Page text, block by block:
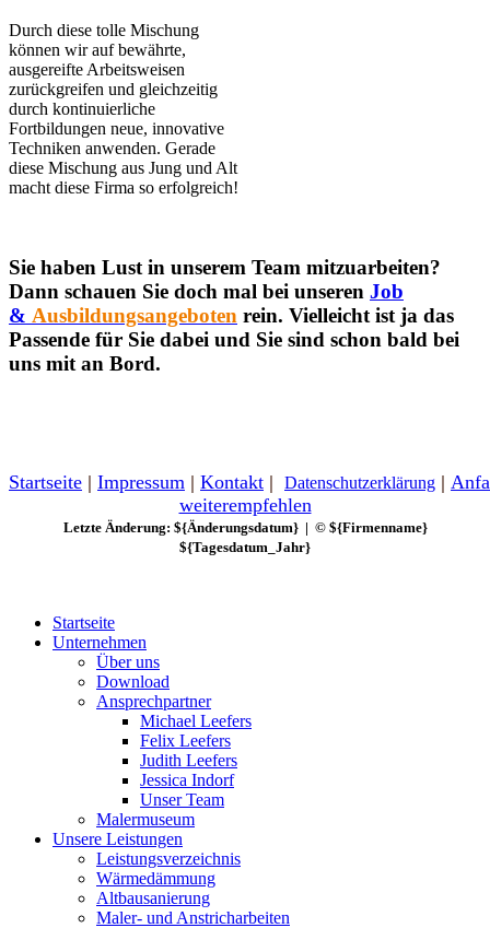
Durch diese tolle Mischung
können wir auf bewährte,
ausgereifte Arbeitsweisen
zurückgreifen und gleichzeitig
durch kontinuierliche
Fortbildungen neue, innovative
Techniken anwenden. Gerade
diese Mischung aus Jung und Alt
macht diese Firma so erfolgreich!
Sie haben Lust in unserem Team mitzuarbeiten?
Dann schauen Sie doch mal bei unseren Job
& Ausbildungsangeboten rein. Vielleicht ist ja das
Passende für Sie dabei und Sie sind schon bald bei
uns mit an Bord.
Startseite | Impressum | Kontakt | Datenschutzerklärung |
weiterempfehlen
Letzte Änderung: ${Änderungsdatum} | © ${Firmenname}
${Tagesdatum_Jahr}
Startseite
Unternehmen
Über uns
Download
Ansprechpartner
Michael Leefers
Felix Leefers
Judith Leefers
Jessica Indorf
Unser Team
Malermuseum
Unsere Leistungen
Leistungsverzeichnis
Wärmedämmung
Altbausanierung
Maler- und Anstricharbeiten